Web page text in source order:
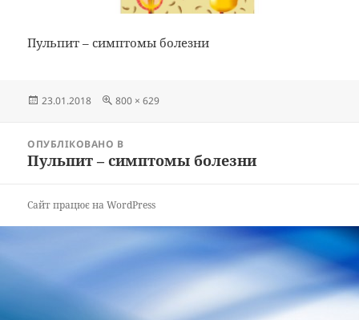
Пульпит – симптомы болезни
Опубліковано
23.01.2018
Повний
800 × 629
записівОПУБЛІКОВАНО В
Пульпит – симптомы болезни
Сайт працює на WordPress